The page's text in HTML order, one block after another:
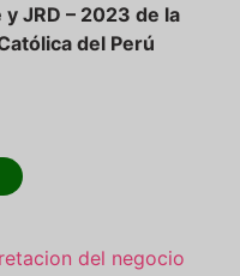
JRD – 2023 de la
del Perú